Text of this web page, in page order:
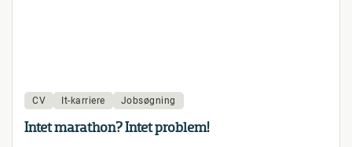
CV It-karriere Jobsøgning
Intet marathon? Intet problem!